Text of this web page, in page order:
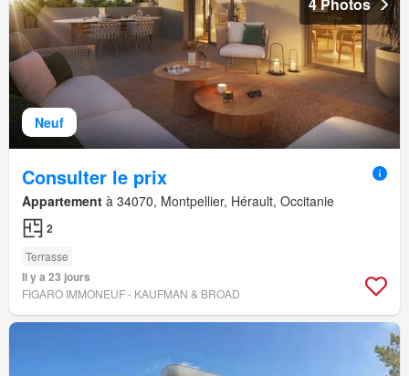
Neuf
4 Photos
Consulter le prix
Appartement à 34070, Montpellier, Hérault, Occitanie
2
Terrasse
Il y a 23 jours
FIGARO IMMONEUF - KAUFMAN & BROAD